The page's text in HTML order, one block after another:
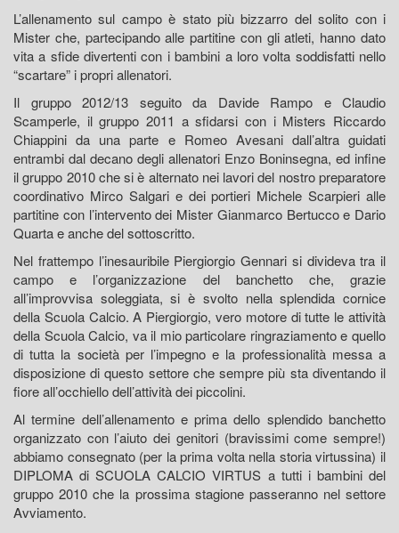
L’allenamento sul campo è stato più bizzarro del solito con i
Mister che, partecipando alle partitine con gli atleti, hanno dato
vita a sfide divertenti con i bambini a loro volta soddisfatti nello
“scartare” i propri allenatori.
Il gruppo 2012/13 seguito da Davide Rampo e Claudio
Scamperle, il gruppo 2011 a sfidarsi con i Misters Riccardo
Chiappini da una parte e Romeo Avesani dall’altra guidati
entrambi dal decano degli allenatori Enzo Boninsegna, ed infine
il gruppo 2010 che si è alternato nei lavori del nostro preparatore
coordinativo Mirco Salgari e dei portieri Michele Scarpieri alle
partitine con l’intervento dei Mister Gianmarco Bertucco e Dario
Quarta e anche del sottoscritto.
Nel frattempo l’inesauribile Piergiorgio Gennari si divideva tra il
campo e l’organizzazione del banchetto che, grazie
all’improvvisa soleggiata, si è svolto nella splendida cornice
della Scuola Calcio. A Piergiorgio, vero motore di tutte le attività
della Scuola Calcio, va il mio particolare ringraziamento e quello
di tutta la società per l’impegno e la professionalità messa a
disposizione di questo settore che sempre più sta diventando il
fiore all’occhiello dell’attività dei piccolini.
Al termine dell’allenamento e prima dello splendido banchetto
organizzato con l’aiuto dei genitori (bravissimi come sempre!)
abbiamo consegnato (per la prima volta nella storia virtussina) il
DIPLOMA di SCUOLA CALCIO VIRTUS a tutti i bambini del
gruppo 2010 che la prossima stagione passeranno nel settore
Avviamento.